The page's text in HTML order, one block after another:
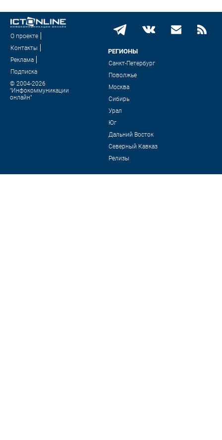
О проекте
Контакты
Реклама
Подписка
© 2004-2026
"Инфокоммуникации
онлайн"
РЕГИОНЫ
Санкт-Петербург
Поволжье
Москва
Сибирь
Урал
Юг
Дальний Восток
Северный Кавказ
Релизы